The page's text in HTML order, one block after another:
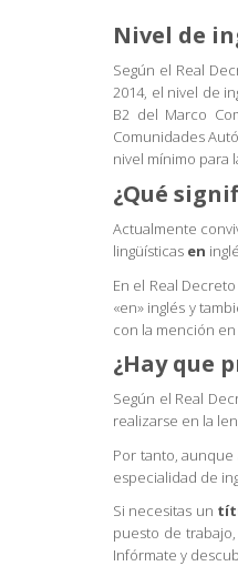
Nivel de
Según el Real
2014, el nivel de
B2 del Marco
Comunidades
nivel mínimo para
¿Qué
Actualmente
lingüísticas en
En el Real
«en» inglés y
con la mención
¿Hay que
Según el Real
realizarse en la
Por tanto,
especialidad de
Si necesitas un
puesto de
Infórmate y